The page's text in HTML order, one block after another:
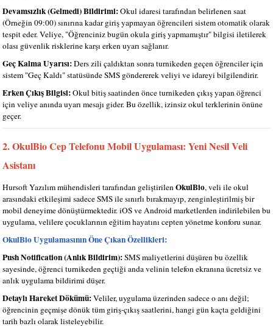
Devamsızlık (Gelmedi) Bildirimi:Okul idaresi tarafından belirlenen saat
(Örneğin 09:00) sınırına kadar giriş yapmayan öğrencileri sistem otomatik olarak
tespit eder. Veliye, "Öğrenciniz bugün okula giriş yapmamıştır" bilgisi iletilerek
olası güvenlik risklerine karşı erken uyarı sağlanır.
Geç Kalma Uyarısı:Ders zili çaldıktan sonra turnikeden geçen öğrenciler için
sistem "Geç Kaldı" statüsünde SMS göndererek veliyi ve idareyi bilgilendirir.
Erken Çıkış Bilgisi:Okul bitiş saatinden önce turnikeden çıkış yapan öğrenci
için veliye anında uyarı mesajı gider. Bu özellik, izinsiz okul terklerinin önüne
geçer.
2. OkulBio Cep Telefonu Mobil Uygulaması: Yeni Nesil Veli
Asistanı
Hursoft Yazılım mühendisleri tarafından geliştirilenOkulBio, veli ile okul
arasındaki etkileşimi sadece SMS ile sınırlı bırakmayıp, zenginleştirilmiş bir
mobil deneyime dönüştürmektedir. iOS ve Android marketlerden indirilebilen bu
uygulama, velilere çocuklarının eğitim hayatını cepten yönetme konforu sunar.
OkulBio Uygulamasının Öne Çıkan Özellikleri:
Push Notification (Anlık Bildirim):SMS maliyetlerini düşüren bu özellik
sayesinde, öğrenci turnikeden geçtiği anda velinin telefon ekranına ücretsiz ve
anlık uygulama bildirimi düşer.
Detaylı Hareket Dökümü:Veliler, uygulama üzerinden sadece o anı değil;
öğrencinin geçmişe dönük tüm giriş-çıkış saatlerini, hangi gün kaçta geldiğini
tarih bazlı olarak listeleyebilir.